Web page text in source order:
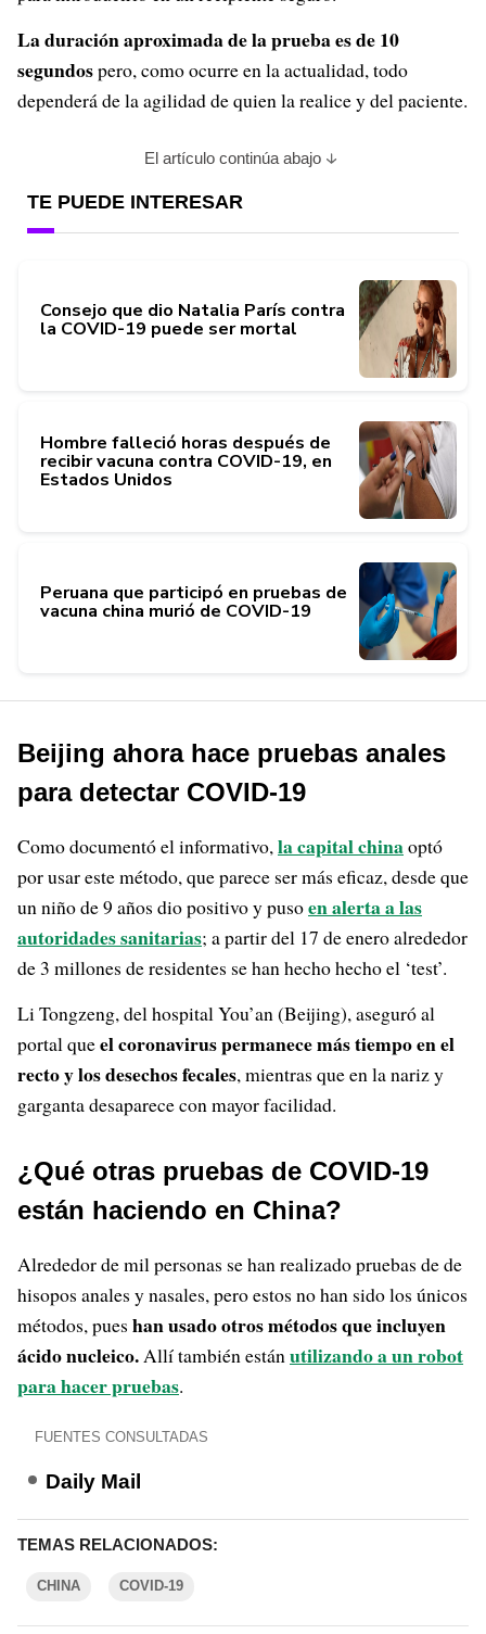
La duración aproximada de la prueba es de 10
segundospero, como ocurre en la actualidad, todo
dependerá de la agilidad de quien la realice y del paciente.
El artículo continúa abajo
TE PUEDE INTERESAR
Consejo que dio Natalia París contra
la COVID-19 puede ser mortal
Hombre falleció horas después de
recibir vacuna contra COVID-19, en
Estados Unidos
Peruana que participó en pruebas de
vacuna china murió de COVID-19
Beijing ahora hace pruebas anales
para detectar COVID-19
Como documentó el informativo,la capital chinaoptó
por usar este método, que parece ser más eficaz, desde que
un niño de 9 años dio positivo y pusoen alerta a las
autoridades sanitarias; a partir del 17 de enero alrededor
de 3 millones de residentes se han hecho hecho el ‘test’.
Li Tongzeng, del hospital You’an (Beijing), aseguró al
portal queel coronavirus permanece más tiempo en el
recto y los desechos fecales, mientras que en la nariz y
garganta desaparece con mayor facilidad.
¿Qué otras pruebas de COVID-19
están haciendo en China?
Alrededor de mil personas se han realizado pruebas de de
hisopos anales y nasales, pero estos no han sido los únicos
métodos, pues han usado otros métodos que incluyen
ácido nucleico.Allí también estánutilizando a un robot
para hacer pruebas.
FUENTES CONSULTADAS
Daily Mail
TEMAS RELACIONADOS:
CHINA COVID-19